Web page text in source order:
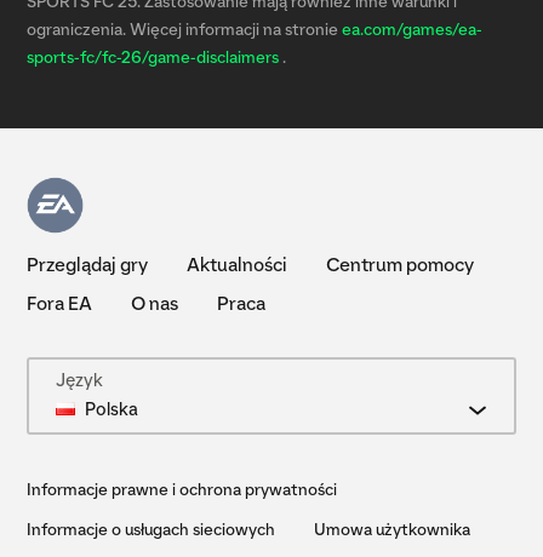
ograniczenia. Więcej informacji na stronie ea.com/games/ea-
sports-fc/fc-26/game-disclaimers .